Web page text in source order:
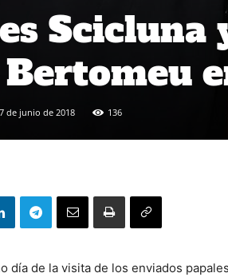
Scicluna
de junio de 2018 136
día de la visita de los enviados